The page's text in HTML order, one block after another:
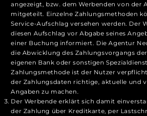
angezeigt, bzw. dem Werbenden von der
mitgeteilt. Einzelne Zahlungsmethoden
Service-Aufschlag versehen werden. Der
diesen Aufschlag vor Abgabe seines
einer Buchung informiert. Die Agentur
die Abwicklung des Zahlungsvorgangs
eigenen Bank oder sonstigen
Zahlungsmethode ist der Nutzer
der Zahlungsdaten richtige, aktuelle und
Angaben zu machen.
Der Werbende erklärt sich damit
der Zahlung über Kreditkarte, per